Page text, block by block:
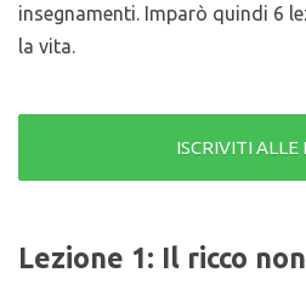
insegnamenti. Imparò quindi 6
la vita.
ISCRIVITI ALLE
Lezione 1: Il ricco